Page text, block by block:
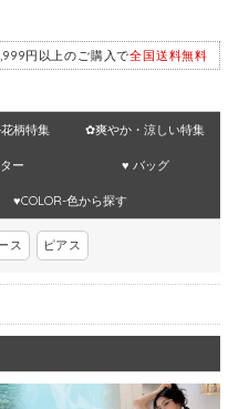
円以上のご購入で全国送料無料
柄特集 ✿爽やか・涼しい特集
ー ♥ バッグ
♥COLOR-色から探す
ス ピアス